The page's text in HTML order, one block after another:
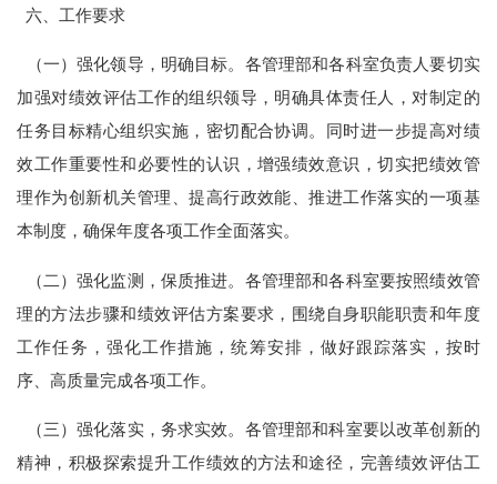
六、工作要求
（一）强化领导，明确目标。各管理部和各科室负责人要切实
加强对绩效评估工作的组织领导，明确具体责任人，对制定的
任务目标精心组织实施，密切配合协调。同时进一步提高对绩
效工作重要性和必要性的认识，增强绩效意识，切实把绩效管
理作为创新机关管理、提高行政效能、推进工作落实的一项基
本制度，确保年度各项工作全面落实。
（二）强化监测，保质推进。各管理部和各科室要按照绩效管
理的方法步骤和绩效评估方案要求，围绕自身职能职责和年度
工作任务，强化工作措施，统筹安排，做好跟踪落实，按时
序、高质量完成各项工作。
（三）强化落实，务求实效。各管理部和科室要以改革创新的
精神，积极探索提升工作绩效的方法和途径，完善绩效评估工